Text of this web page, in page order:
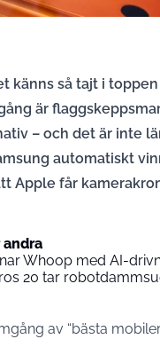
känns så tajt i
är
– och det är inte
automatiskt
Apple får
andra
Whoop med AI-
20 tar
av “bästa